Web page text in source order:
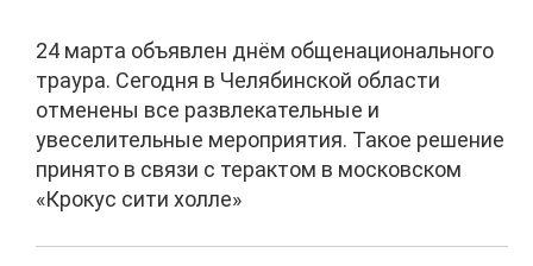
24 марта объявлен днём общенационального
траура. Сегодня в Челябинской области
отменены все развлекательные и
увеселительные мероприятия. Такое решение
принято в связи с терактом в московском
«Крокус сити холле»